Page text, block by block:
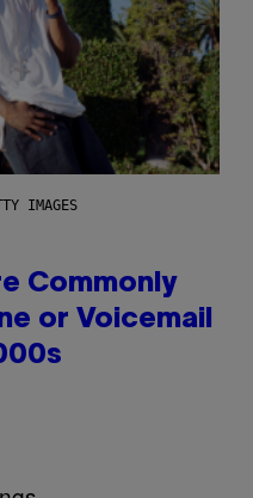
IMAGES
Commonly
or Voicemail